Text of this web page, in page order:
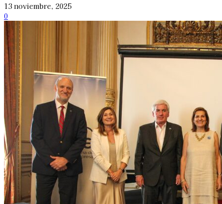
13 noviembre, 2025
0